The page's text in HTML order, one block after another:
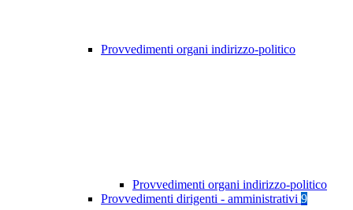
Provvedimenti organi indirizzo-politico
Provvedimenti organi indirizzo-politico
Provvedimenti dirigenti - amministrativi 9